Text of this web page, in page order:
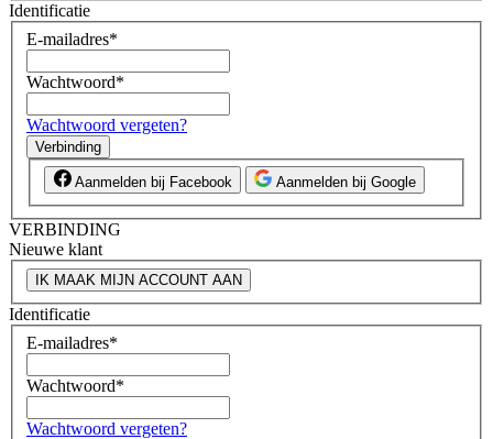
Identificatie
E-mailadres*
Wachtwoord*
Wachtwoord vergeten?
Verbinding
Aanmelden bij Facebook Aanmelden bij Google
VERBINDING
Nieuwe klant
IK MAAK MIJN ACCOUNT AAN
Identificatie
E-mailadres*
Wachtwoord*
Wachtwoord vergeten?